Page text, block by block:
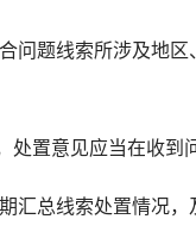
题线索所涉及地区
置意见应当在收到
总线索处置情况，